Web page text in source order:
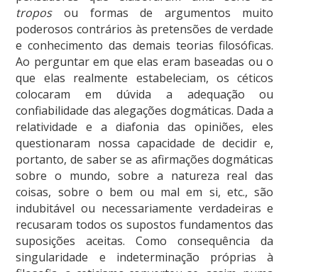
tropos ou formas de argumentos muito
poderosos contrários às pretensões de verdade
e conhecimento das demais teorias filosóficas.
Ao perguntar em que elas eram baseadas ou o
que elas realmente estabeleciam, os céticos
colocaram em dúvida a adequação ou
confiabilidade das alegações dogmáticas. Dada a
relatividade e a diafonia das opiniões, eles
questionaram nossa capacidade de decidir e,
portanto, de saber se as afirmações dogmáticas
sobre o mundo, sobre a natureza real das
coisas, sobre o bem ou mal em si, etc., são
indubitável ou necessariamente verdadeiras e
recusaram todos os supostos fundamentos das
suposições aceitas. Como consequência da
singularidade e indeterminação próprias à